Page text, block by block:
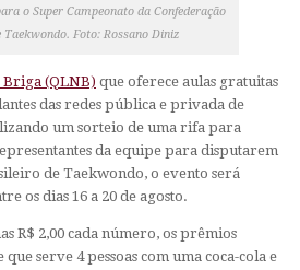
o Super Campeonato da Confederação
Foto: Rossano Diniz
Briga (QLNB) que oferece aulas gratuitas
das redes pública e privada de
um sorteio de uma rifa para
da equipe para disputarem
de Taekwondo, o evento será
os dias 16 a 20 de agosto.
R$ 2,00 cada número, os prêmios
serve 4 pessoas com uma coca-cola e